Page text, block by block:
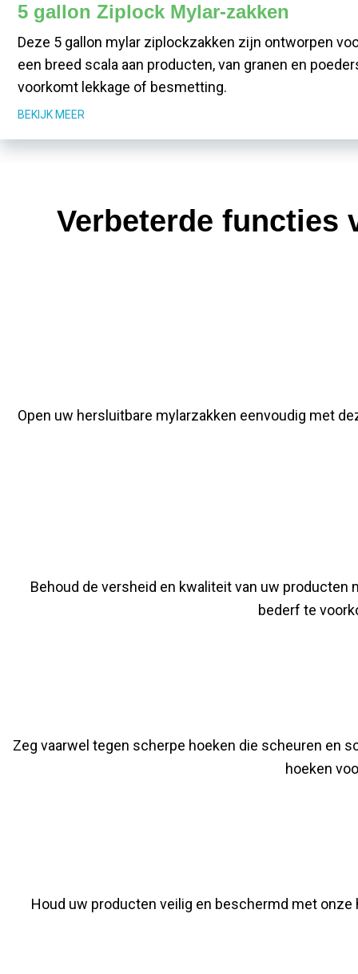
5 gallon Ziplock Mylar-zakken
Deze 5 gallon mylar ziplockzakken zijn ontworpen
een breed scala aan producten, van granen en
voorkomt lekkage of besmetting.
BEKIJK MEER
Verbeterde functies
Open uw hersluitbare mylarzakken eenvoudig met
Behoud de versheid en kwaliteit van uw
bederf te
Zeg vaarwel tegen scherpe hoeken die scheuren en
hoeken
Houd uw producten veilig en beschermd met